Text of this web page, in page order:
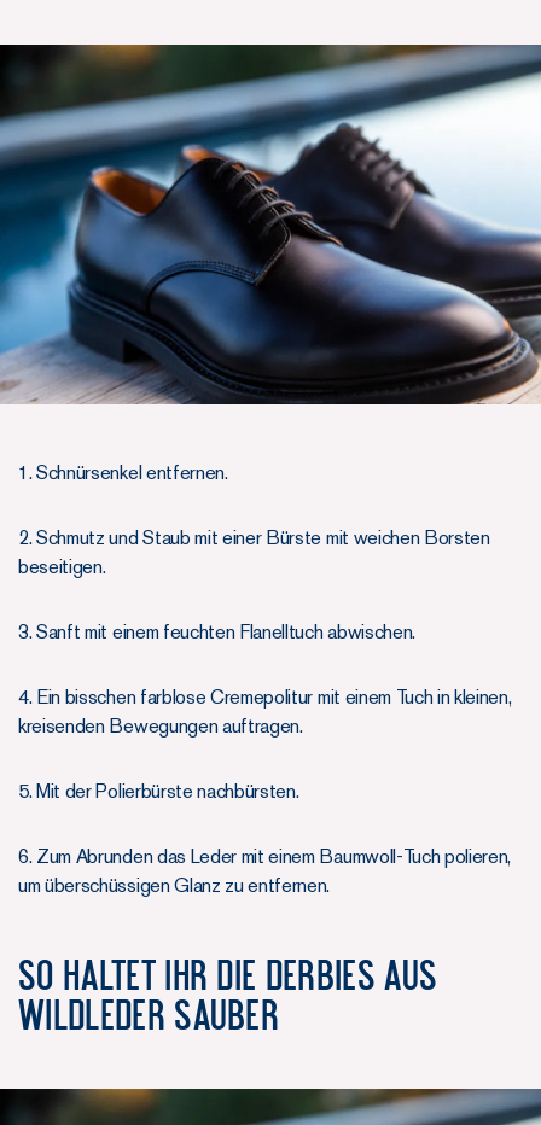
1. Schnürsenkel entfernen.
2. Schmutz und Staub mit einer Bürste mit weichen Borsten
beseitigen.
3. Sanft mit einem feuchten Flanelltuch abwischen.
4. Ein bisschen farblose Cremepolitur mit einem Tuch in kleinen,
kreisenden Bewegungen auftragen.
5. Mit der Polierbürste nachbürsten.
6. Zum Abrunden das Leder mit einem Baumwoll-Tuch polieren,
um überschüssigen Glanz zu entfernen.
So haltet ihr die Derbies aus
Wildleder sauber